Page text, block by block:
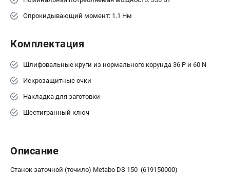
Информация размещённая на сайте не является публичной
8 (812) 318-40-26
Режим работы колл-центра:
сб - с 10:00 до 16:00
Опрокидывающий момент: 1.1 Нм
Комплектация
Шлифовальные круги из нормального корунда 36 Р и 60 N
Искрозащитные очки
Накладка для заготовки
Шестигранный ключ
Описание
Станок заточной (точило) Metabo DS 150 (619150000)